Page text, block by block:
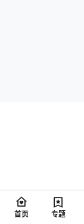
首页 专题